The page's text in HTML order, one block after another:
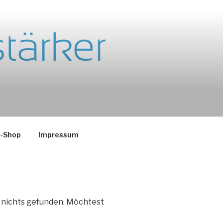
Impressum
nichts gefunden. Möchtest